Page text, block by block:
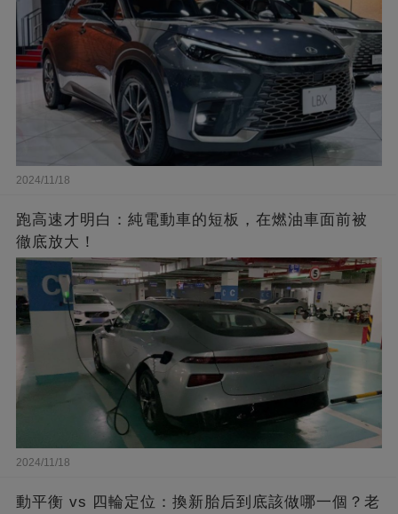
2024/11/18
跑高速才明白：純電動車的短板，在燃油車面前被
徹底放大！
2024/11/18
動平衡 vs 四輪定位：換新胎后到底該做哪一個？老